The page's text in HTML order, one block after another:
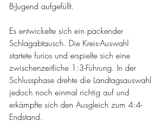
B-Jugend aufgefüllt.
Es entwickelte sich ein packender
Schlagabtausch. Die Kreis-Auswahl
startete furios und erspielte sich eine
zwischenzeitliche 1:3-Führung. In der
Schlussphase drehte die Landtagsauswahl
jedoch noch einmal richtig auf und
erkämpfte sich den Ausgleich zum 4:4-
Endstand.